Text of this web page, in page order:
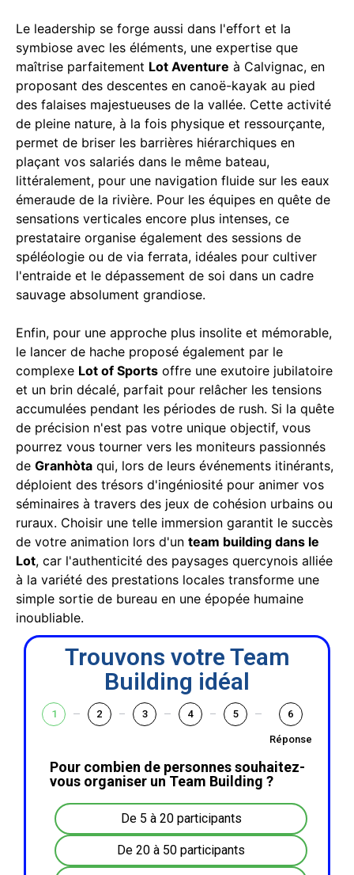
Le leadership se forge aussi dans l'effort et la
symbiose avec les éléments, une expertise que
maîtrise parfaitement Lot Aventure à Calvignac, en
proposant des descentes en canoë-kayak au pied
des falaises majestueuses de la vallée. Cette activité
de pleine nature, à la fois physique et ressourçante,
permet de briser les barrières hiérarchiques en
plaçant vos salariés dans le même bateau,
littéralement, pour une navigation fluide sur les eaux
émeraude de la rivière. Pour les équipes en quête de
sensations verticales encore plus intenses, ce
prestataire organise également des sessions de
spéléologie ou de via ferrata, idéales pour cultiver
l'entraide et le dépassement de soi dans un cadre
sauvage absolument grandiose.
Enfin, pour une approche plus insolite et mémorable,
le lancer de hache proposé également par le
complexe Lot of Sports offre une exutoire jubilatoire
et un brin décalé, parfait pour relâcher les tensions
accumulées pendant les périodes de rush. Si la quête
de précision n'est pas votre unique objectif, vous
pourrez vous tourner vers les moniteurs passionnés
de Granhòta qui, lors de leurs événements itinérants,
déploient des trésors d'ingéniosité pour animer vos
séminaires à travers des jeux de cohésion urbains ou
ruraux. Choisir une telle immersion garantit le succès
de votre animation lors d'un team building dans le
Lot, car l'authenticité des paysages quercynois alliée
à la variété des prestations locales transforme une
simple sortie de bureau en une épopée humaine
inoubliable.
Trouvons votre Team
Building idéal
1 2 3 4 5 6
Réponse
Pour combien de personnes souhaitez-
vous organiser un Team Building ?
De 5 à 20 participants
De 20 à 50 participants